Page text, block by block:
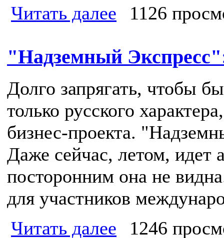
Читать далее
1126
"Надземный
Долго запрягать, чтобы
только русского
бизнес-проекта.
Даже сейчас, летом, идет
посторонним она не
для участников
Читать далее
1246